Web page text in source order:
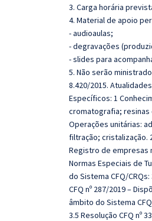
3. Carga horária
4. Material de apoio
- audioaulas;
- degravações
- slides para
5. Não serão
8.420/2015.
Específicos: 1
cromatografia; resinas
Operações unitárias:
filtração; cristalização.
Registro de empresas
Normas Especiais de
do Sistema CFQ/
CFQ nº 287/2019 –
âmbito do Sistema
3.5 Resolução CFQ nº